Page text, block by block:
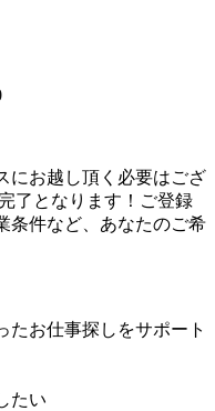
にお越し頂く必要はござ
了となります！ご登録
条件など、あなたのご希
たお仕事探しをサポート
たい